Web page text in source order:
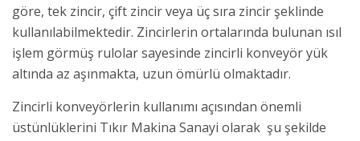
göre, tek zincir, çift zincir veya üç sıra zincir şeklinde
kullanılabilmektedir. Zincirlerin ortalarında bulunan ısıl
işlem görmüş rulolar sayesinde zincirli konveyör yük
altında az aşınmakta, uzun ömürlü olmaktadır.
Zincirli konveyörlerin kullanımı açısından önemli
üstünlüklerini Tıkır Makina Sanayi olarak şu şekilde